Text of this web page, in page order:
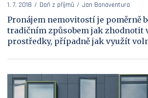
1. 7. 2018 Daň z příjmů Jan Bonaventura
Pronájem nemovitostí je poměrně
tradičním způsobem jak zhodnotit
prostředky, případně jak využít